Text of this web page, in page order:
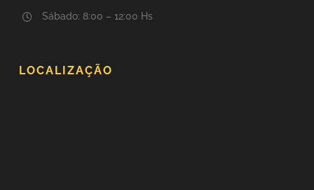
Sábado: 8:00 – 12:00 Hs
LOCALIZAÇÃO